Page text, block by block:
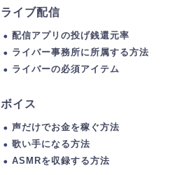
ライブ配信
配信アプリの投げ銭還元率
ライバー事務所に所属する方法
ライバーの必須アイテム
ボイス
声だけでお金を稼ぐ方法
歌い手になる方法
ASMRを収録する方法